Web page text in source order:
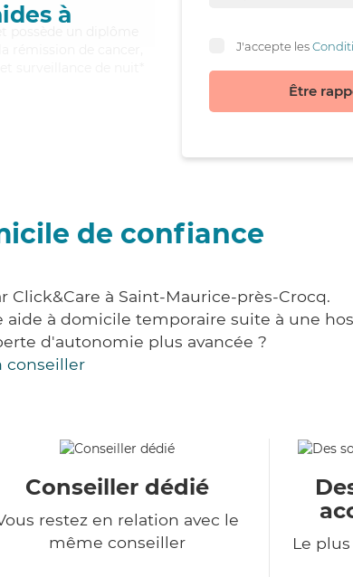
à
possède un diplôme
rémission de cancer,
J'accepte les
Être
de confiance
Click&Care à Saint-Maurice-près-Crocq.
à domicile temporaire suite à une
d'autonomie plus avancée ?
conseiller
Conseiller dédié
restez en relation avec le
même conseiller
Le